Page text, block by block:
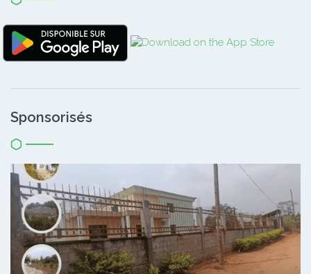
Sponsorisés